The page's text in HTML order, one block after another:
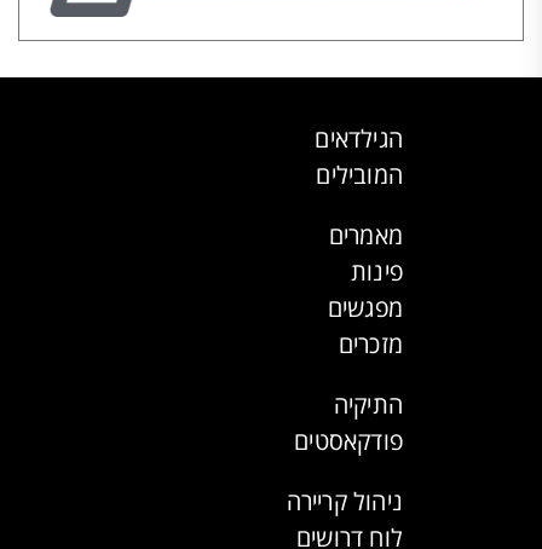
הגילדאים
המובילים
מאמרים
פינות
מפגשים
מזכרים
התיקיה
פודקאסטים
ניהול קריירה
לוח דרושים